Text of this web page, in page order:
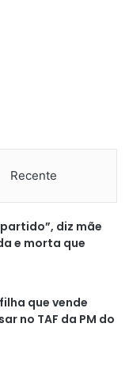
Recente
diz mãe
e morta que
que vende
no TAF da PM do